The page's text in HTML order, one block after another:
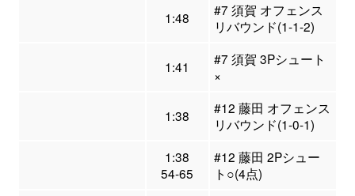
1:48
#7 須賀 オフェンス
リバウンド(1-1-2)
1:41
#7 須賀 3Pシュート
×
1:38
#12 藤田 オフェンス
リバウンド(1-0-1)
1:38
54-65
#12 藤田 2Pシュー
ト○(4点)